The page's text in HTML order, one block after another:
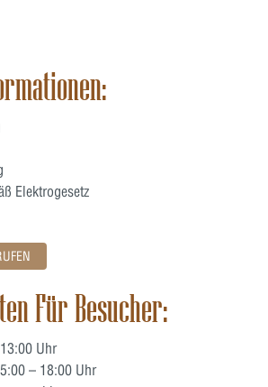
Elektrogesetz
Für Besucher:
Uhr
– 18:00 Uhr